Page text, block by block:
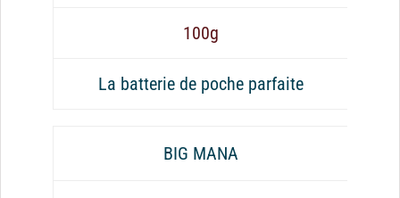
100g
La batterie de poche parfaite
BIG MANA